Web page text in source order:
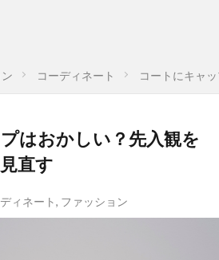
コーディネート コートにキャ
はおかしい？先入観を
直す
ィネート, ファッション